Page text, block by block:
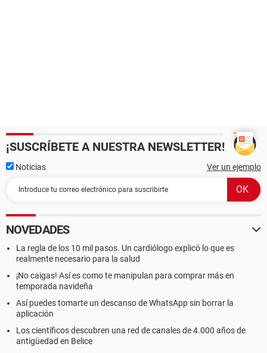
¡SUSCRÍBETE A NUESTRA NEWSLETTER!
Noticias Ver un ejemplo
NOVEDADES
La regla de los 10 mil pasos. Un cardiólogo explicó lo que es
realmente necesario para la salud
¡No caigas! Así es como te manipulan para comprar más en
temporada navideña
Así puedes tomarte un descanso de WhatsApp sin borrar la
aplicación
Los científicos descubren una red de canales de 4.000 años de
antigüedad en Belice